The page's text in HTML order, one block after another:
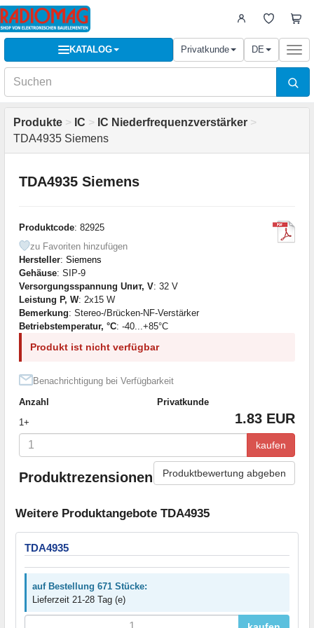
KATALOG Privatkunde DE
Produkte > IC > IC Niederfrequenzverstärker >
TDA4935 Siemens
TDA4935 Siemens
Produktcode: 82925
zu Favoriten hinzufügen
Hersteller: Siemens
Gehäuse: SIP-9
Versorgungsspannung Uпит, V: 32 V
Leistung P, W: 2x15 W
Bemerkung: Stereo-/Brücken-NF-Verstärker
Betriebstemperatur, °C: -40...+85°C
Produkt ist nicht verfügbar
Benachrichtigung bei Verfügbarkeit
Anzahl
Privatkunde
1+
1.83 EUR
kaufen
Produktrezensionen Produktbewertung abgeben
Weitere Produktangebote TDA4935
TDA4935
auf Bestellung 671 Stücke:
Lieferzeit 21-28 Tag (e)